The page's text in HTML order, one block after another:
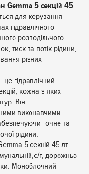
Gemma 5 секцій 45
для керування
гідравлічного
розподільчого
тиск та потік рідини,
різних
гідравлічний
кожна з яких
Він
виконавчими
точне та
рідини.
5 секцій 45 лт
г, дорожньо-
Моноблочний